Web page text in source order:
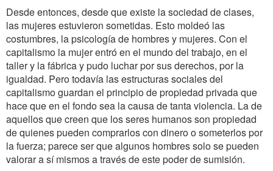
Desde entonces, desde que existe la sociedad de clases,
las mujeres estuvieron sometidas. Esto moldeó las
costumbres, la psicología de hombres y mujeres. Con el
capitalismo la mujer entró en el mundo del trabajo, en el
taller y la fábrica y pudo luchar por sus derechos, por la
igualdad. Pero todavía las estructuras sociales del
capitalismo guardan el principio de propiedad privada que
hace que en el fondo sea la causa de tanta violencia. La de
aquellos que creen que los seres humanos son propiedad
de quienes pueden comprarlos con dinero o someterlos por
la fuerza; parece ser que algunos hombres solo se pueden
valorar a sí mismos a través de este poder de sumisión.